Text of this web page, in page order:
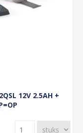
12V 2.5AH +